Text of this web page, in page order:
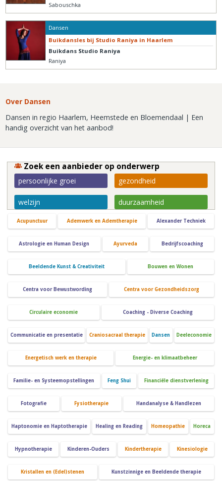
Sabouschka
Dansen
Buikdansles bij Studio Raniya in Haarlem
Buikdans Studio Raniya
Raniya
Over Dansen
Dansen in regio Haarlem, Heemstede en Bloemendaal | Een
handig overzicht van het aanbod!
Zoek een aanbieder op onderwerp
persoonlijke groei gezondheid
welzijn duurzaamheid
Acupunctuur Ademwerk en Ademtherapie Alexander Techniek
Astrologie en Human Design Ayurveda Bedrijfscoaching
Beeldende Kunst & Creativiteit Bouwen en Wonen
Centra voor Bewustwording Centra voor Gezondheidszorg
Circulaire economie Coaching - Diverse Coaching
Communicatie en presentatie Craniosacraal therapie Dansen Deeleconomie
Energetisch werk en therapie Energie- en klimaatbeheer
Familie- en Systeemopstellingen Feng Shui Financiële dienstverlening
Fotografie Fysiotherapie Handanalyse & Handlezen
Haptonomie en Haptotherapie Healing en Reading Homeopathie Horeca
Hypnotherapie Kinderen-Ouders Kindertherapie Kinesiologie
Kristallen en (Edel)stenen Kunstzinnige en Beeldende therapie